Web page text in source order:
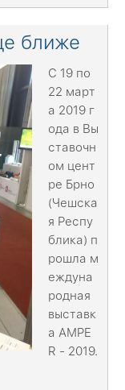
ближе
С 19 по
22 март
а 2019 г
ода в Вы
ставочн
ом цент
ре Брно
(Чешска
я Респу
блика) п
рошла м
еждуна
родная
выставк
а АМPE
R - 2019.